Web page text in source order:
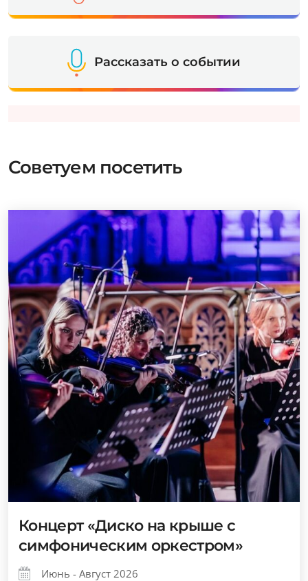
Рассказать о событии
Советуем посетить
Концерт «Диско на крыше с
симфоническим оркестром»
Июнь - Август 2026